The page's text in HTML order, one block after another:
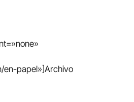
en-papel»]Archivo